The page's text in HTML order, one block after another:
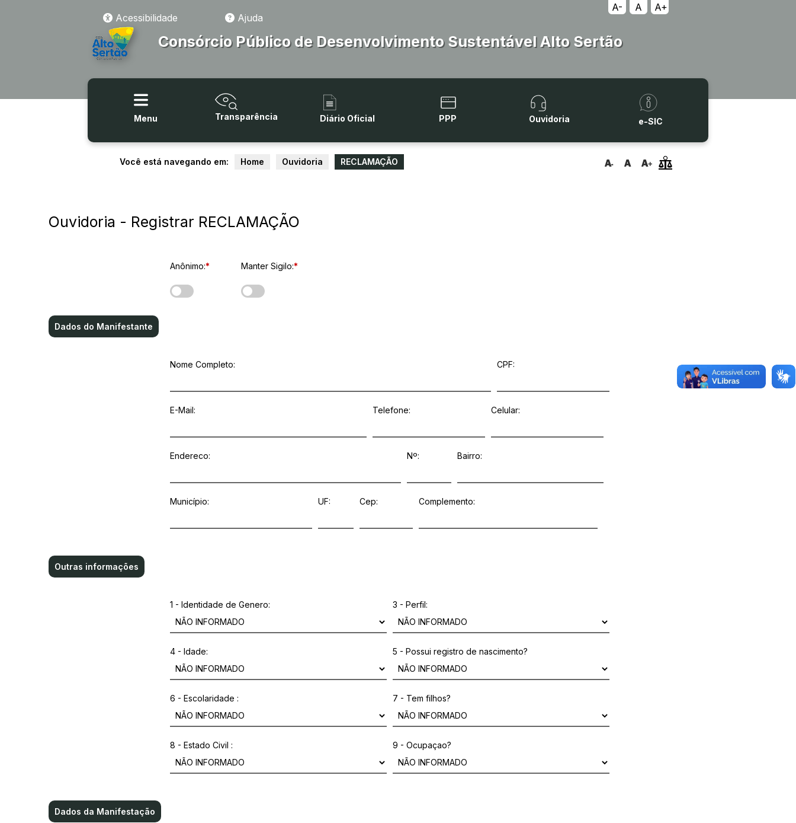
A- A
A+
Acessibilidade
Ajuda
Consórcio Público de Desenvolvimento Sustentável Alto Sertão
Menu Transparência Diário Oficial PPP Ouvidoria e-SIC
Você está navegando em: Home Ouvidoria RECLAMAÇÃO
Ouvidoria - Registrar RECLAMAÇÃO
Anônimo:* Manter Sigilo:*
Dados do Manifestante
Nome Completo: CPF:
E-Mail: Telefone: Celular:
Endereco: Nº: Bairro:
Município: UF: Cep: Complemento:
Outras informações
1 - Identidade de Genero: 3 - Perfil:
4 - Idade: 5 - Possui registro de nascimento?
6 - Escolaridade : 7 - Tem filhos?
8 - Estado Civil : 9 - Ocupaçao?
Dados da Manifestação